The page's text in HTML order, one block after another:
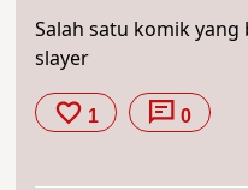
Salah satu komik
slayer
1 0